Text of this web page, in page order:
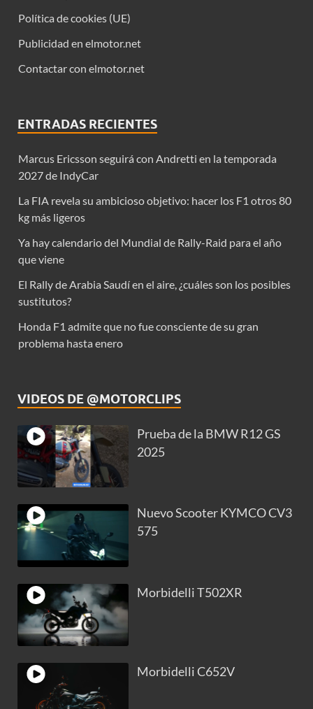
Política de cookies (UE)
Publicidad en elmotor.net
Contactar con elmotor.net
ENTRADAS RECIENTES
Marcus Ericsson seguirá con Andretti en la temporada
2027 de IndyCar
La FIA revela su ambicioso objetivo: hacer los F1 otros 80
kg más ligeros
Ya hay calendario del Mundial de Rally-Raid para el año
que viene
El Rally de Arabia Saudí en el aire, ¿cuáles son los posibles
sustitutos?
Honda F1 admite que no fue consciente de su gran
problema hasta enero
VIDEOS DE @MOTORCLIPS
Prueba de la BMW R12 GS
2025
Nuevo Scooter KYMCO CV3
575
Morbidelli T502XR
Morbidelli C652V